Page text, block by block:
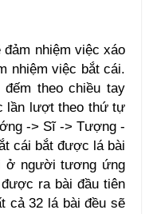
nhiệm việc xáo
nhiệm việc bắt cái.
theo chiều tay
lần lượt theo thứ tự
-> Sĩ -> Tượng -
cái bắt được lá bài
ở người tương ứng
ra bài đầu tiên
cả 32 lá bài đều sẽ